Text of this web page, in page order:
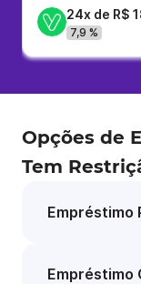
24x de R$
7,9 %
Opções de
Tem
Empréstimo
Empréstimo